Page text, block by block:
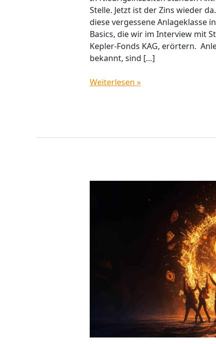
Stelle. Jetzt ist der Zins wieder
diese vergessene Anlageklasse
Basics, die wir im Interview mit
Kepler-Fonds KAG, erörtern.
bekannt, sind […]
Weiterlesen »